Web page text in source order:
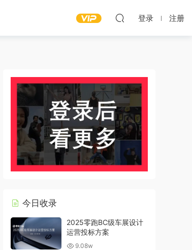
登录 注册
今日收录
2025零跑BC级车展设计
运营投标方案
9.08w